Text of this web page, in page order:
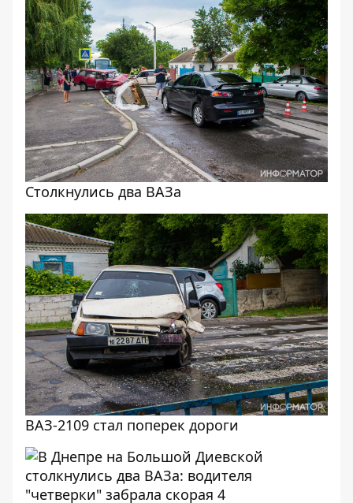
Столкнулись два ВАЗа
ВАЗ-2109 стал поперек дороги